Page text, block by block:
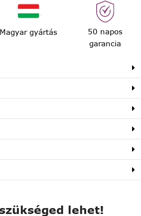
Magyar gyártás
50 napos
garancia
lehet!